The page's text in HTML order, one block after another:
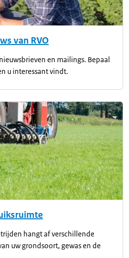
van RVO
en mailings. Bepaal
u interessant vindt.
hangt af verschillende
uw grondsoort, gewas en de